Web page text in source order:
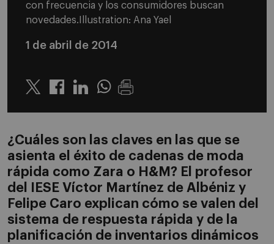
con frecuencia y los consumidores buscan
novedades.Illustration: Ana Yael
1 de abril de 2014
Twitter LinkedinWhatsapp
¿Cuáles son las claves en las que se
asienta el éxito de cadenas de moda
rápida como Zara o H&M? El profesor
del IESE Víctor Martínez de Albéniz y
Felipe Caro explican cómo se valen del
sistema de respuesta rápida y de la
planificación de inventarios dinámicos